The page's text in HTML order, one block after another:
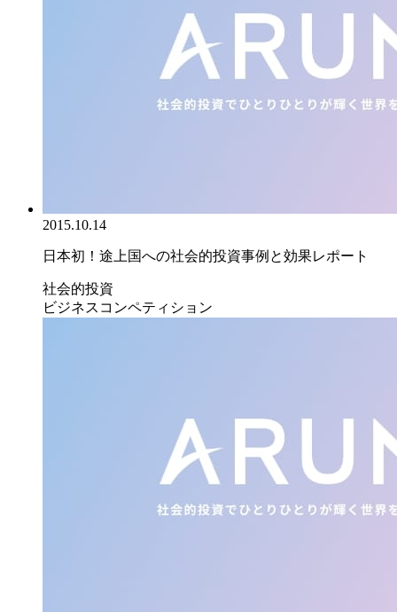
2015.10.14
日本初！途上国への社会的投資事例と効果レポート
社会的投資
ビジネスコンペティション